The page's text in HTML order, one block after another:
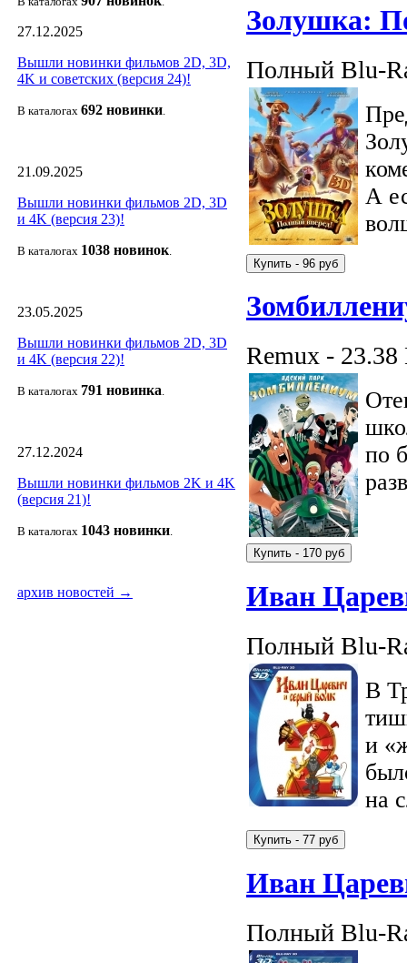
27.12.2025
Вышли новинки фильмов 2D, 3D,
4K и советских (версия 24)!
В каталогах 692 новинки.
21.09.2025
Вышли новинки фильмов 2D, 3D
и 4K (версия 23)!
В каталогах 1038 новинок.
23.05.2025
Вышли новинки фильмов 2D, 3D
и 4K (версия 22)!
В каталогах 791 новинка.
27.12.2024
Вышли новинки фильмов 2K и 4K
(версия 21)!
В каталогах 1043 новинки.
архив новостей →
Золушка:
Полный Blu-
А
Remux - 23.38
по
Иван
Полный Blu-
В
и
на
Иван
Полный Blu-